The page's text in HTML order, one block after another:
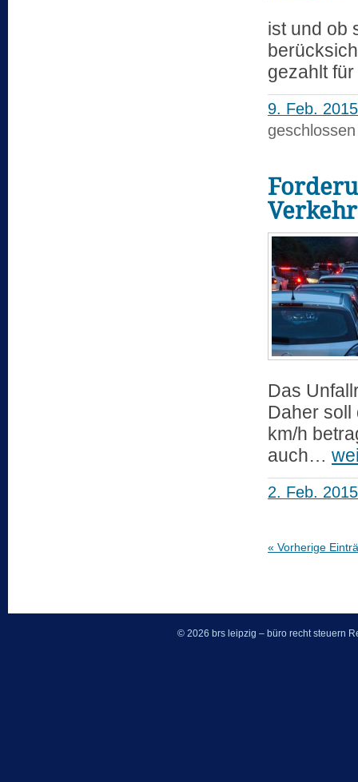
ist und ob
gezahlt
9. Feb. 2015
geschlossen
Das
Daher
km/h
auch…
2. Feb. 2015
« Vorherige
© 2026 brs leipzig – büro recht steuern